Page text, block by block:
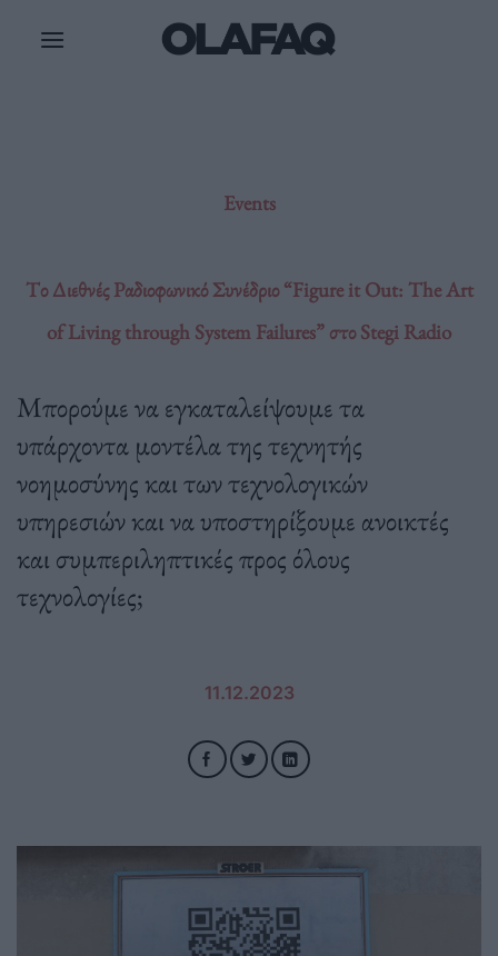
Events
Tο Διεθνές Ραδιοφωνικό Συνέδριο “Figure it Out: The Art
of Living through System Failures” στο Stegi Radio
Μπορούμε να εγκαταλείψουμε τα
υπάρχοντα μοντέλα της τεχνητής
νοημοσύνης και των τεχνολογικών
υπηρεσιών και να υποστηρίξουμε ανοικτές
και συμπεριληπτικές προς όλους
τεχνολογίες;
11.12.2023